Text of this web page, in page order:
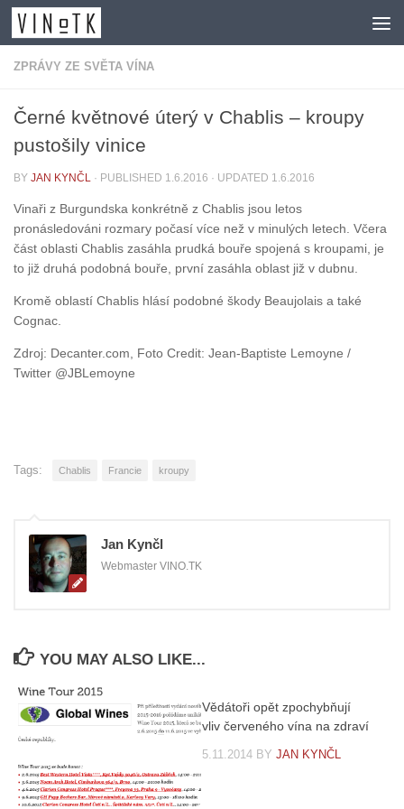
Skip to content
ZPRÁVY ZE SVĚTA VÍNA
Černé květnové úterý v Chablis – kroupy
pustošily vinice
BY JAN KYNČL · PUBLISHED 1.6.2016 · UPDATED 1.6.2016
Vinaři z Burgundska konkrétně z Chablis jsou letos
pronásledováni rozmary počasí více než v minulých letech. Včera
část oblasti Chablis zasáhla prudká bouře spojená s kroupami, je
to již druhá podobná bouře, první zasáhla oblast již v dubnu.
Kromě oblastí Chablis hlásí podobné škody Beaujolais a také
Cognac.
Zdroj: Decanter.com, Foto Credit: Jean-Baptiste Lemoyne /
Twitter @JBLemoyne
Tags: Chablis Francie kroupy
Jan Kynčl
Webmaster VINO.TK
YOU MAY ALSO LIKE...
Vědátoři opět zpochybňují
vliv červeného vína na zdraví
5.11.2014 BY JAN KYNČL